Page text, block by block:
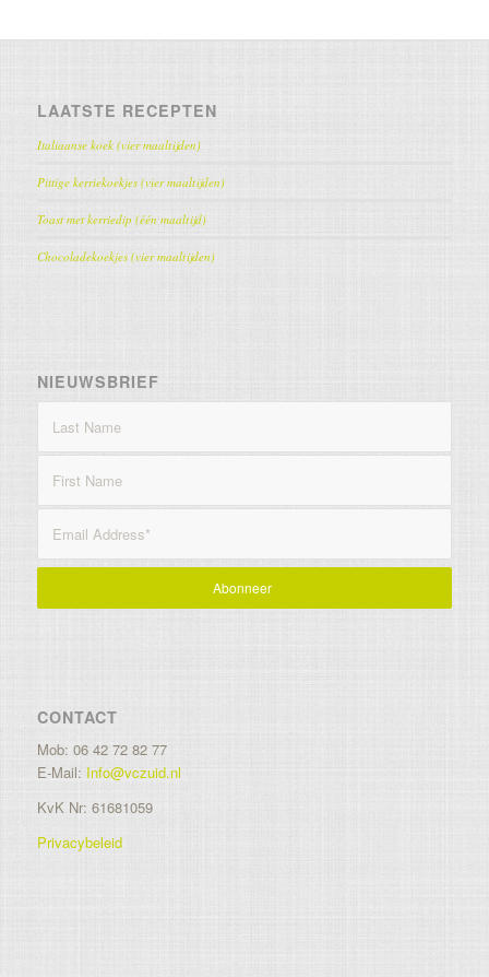
LAATSTE RECEPTEN
Italiaanse koek (vier maaltijden)
Pittige kerriekoekjes (vier maaltijden)
Toast met kerriedip (één maaltijd)
Chocoladekoekjes (vier maaltijden)
NIEUWSBRIEF
CONTACT
Mob: 06 42 72 82 77
E-Mail: Info@vczuid.nl
KvK Nr: 61681059
Privacybeleid